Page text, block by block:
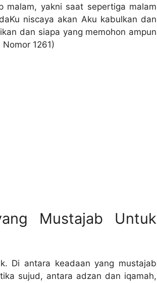
malam, yakni saat sepertiga malam
niscaya akan Aku kabulkan dan
dan siapa yang memohon ampun
1261)
Mustajab Untuk
Di antara keadaan yang mustajab
sujud, antara adzan dan iqamah,